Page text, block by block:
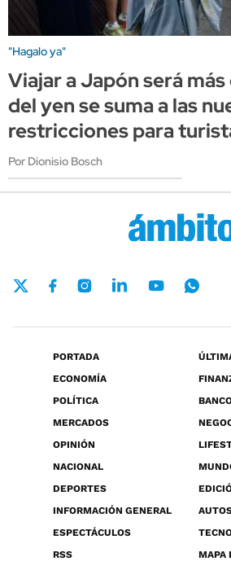
"Hagalo ya"
Viajar a Japón será más
del yen se suma a las
restricciones para
Por Dionisio Bosch
PORTADA
ECONOMÍA
POLÍTICA
MERCADOS
OPINIÓN
NACIONAL
DEPORTES
INFORMACIÓN GENERAL
ESPECTÁCULOS
RSS
MAPA